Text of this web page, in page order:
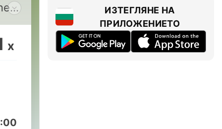
x
ИЗТЕГЛЯНЕ НА
ПРИЛОЖЕНИЕТО